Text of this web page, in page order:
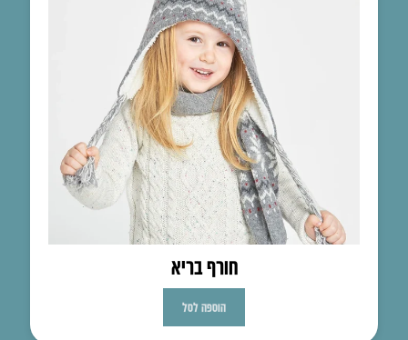
חורף בריא
הוספה לסל